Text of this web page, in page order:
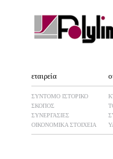
εταιρεία
ΣΥΝΤΟΜΟ ΙΣΤΟΡΙΚΟ
ΣΚΟΠΟΣ
ΣΥΝΕΡΓΑΣΙΕΣ
ΟΙΚΟΝΟΜΙΚΑ ΣΤΟΙΧΕΙΑ